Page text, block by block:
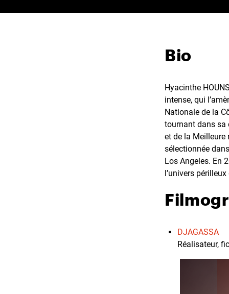
Bio
Hyacinthe
intense, qui
Nationale de la
tournant dans sa
et de la Meilleure
sélectionnée
Los Angeles. En
l’univers périlleux
DJAGASSA
Réalisateur,